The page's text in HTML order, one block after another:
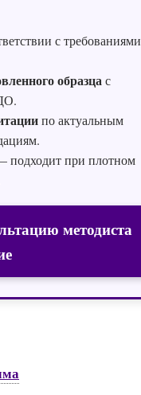
с требованиями
образцас
по актуальным
подходит при плотном
методиста